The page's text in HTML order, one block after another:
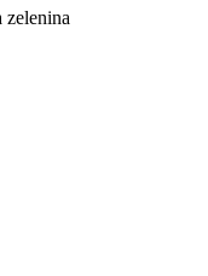
zelenina